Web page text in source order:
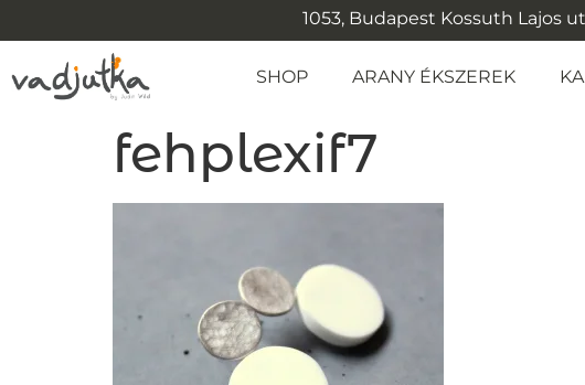
1053, Budapest Kossuth Lajos
SHOP ARANY ÉKSZEREK
fehplexif7